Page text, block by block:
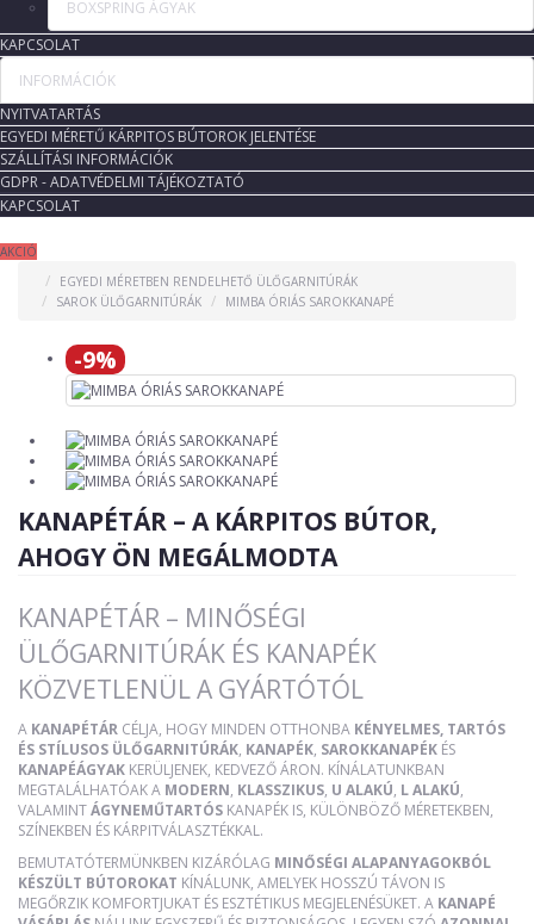
BOXSPRING ÁGYAK
KAPCSOLAT
INFORMÁCIÓK
NYITVATARTÁS
EGYEDI MÉRETŰ KÁRPITOS BÚTOROK JELENTÉSE
SZÁLLÍTÁSI INFORMÁCIÓK
GDPR - ADATVÉDELMI TÁJÉKOZTATÓ
KAPCSOLAT
AKCIÓ
EGYEDI MÉRETBEN RENDELHETŐ ÜLŐGARNITÚRÁK
SAROK ÜLŐGARNITÚRÁK
MIMBA ÓRIÁS SAROKKANAPÉ
-9%
KANAPÉTÁR – A KÁRPITOS BÚTOR,
AHOGY ÖN MEGÁLMODTA
KANAPÉTÁR – MINŐSÉGI
ÜLŐGARNITÚRÁK ÉS KANAPÉK
KÖZVETLENÜL A GYÁRTÓTÓL
A KANAPÉTÁR CÉLJA, HOGY MINDEN OTTHONBA KÉNYELMES, TARTÓS
ÉS STÍLUSOS ÜLŐGARNITÚRÁK, KANAPÉK, SAROKKANAPÉK ÉS
KANAPÉÁGYAK KERÜLJENEK, KEDVEZŐ ÁRON. KÍNÁLATUNKBAN
MEGTALÁLHATÓAK A MODERN, KLASSZIKUS, U ALAKÚ, L ALAKÚ,
VALAMINTÁGYNEMŰTARTÓS KANAPÉK IS, KÜLÖNBÖZŐ MÉRETEKBEN,
SZÍNEKBEN ÉS KÁRPITVÁLASZTÉKKAL.
BEMUTATÓTERMÜNKBEN KIZÁRÓLAG MINŐSÉGI ALAPANYAGOKBÓL
KÉSZÜLT BÚTOROKAT KÍNÁLUNK, AMELYEK HOSSZÚ TÁVON IS
MEGŐRZIK KOMFORTJUKAT ÉS ESZTÉTIKUS MEGJELENÉSÜKET. A KANAPÉ